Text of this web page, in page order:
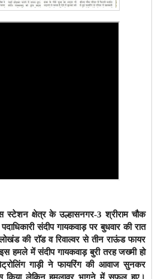
स्टेशन क्षेत्र के उल्हासनगर-3 श्रीराम चौक
संदीप गायकवाड़ पर बुधवार की रात
की राॅड व रिवाल्वर से तीन राऊंड फायर
हमले में संदीप गायकवाड़ बुरी तरह जख्मी हो
गाड़ी ने फायरिंग की आवाज सुनकर
किया लेकिन हमलावर भागने में सफल हुए।